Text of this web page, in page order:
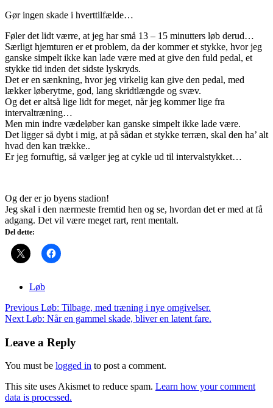
Gør ingen skade i hverttilfælde…
Føler det lidt værre, at jeg har små 13 – 15 minutters løb derud…
Særligt hjemturen er et problem, da der kommer et stykke, hvor jeg
ganske simpelt ikke kan lade være med at give den fuld pedal, et
stykke tid inden det sidste lyskryds.
Det er en sænkning, hvor jeg virkelig kan give den pedal, med
lækker løberytme, god, lang skridtlængde og svæv.
Og det er altså lige lidt for meget, når jeg kommer lige fra
intervaltræning…
Men min indre vædeløber kan ganske simpelt ikke lade være.
Det ligger så dybt i mig, at på sådan et stykke terræn, skal den ha’ alt
hvad den kan trække..
Er jeg fornuftig, så vælger jeg at cykle ud til intervalstykket…
Og der er jo byens stadion!
Jeg skal i den nærmeste fremtid hen og se, hvordan det er med at få
adgang. Det vil være meget rart, rent mentalt.
Del dette:
Løb
Post
navigation
Previous Løb: Tilbage, med træning i nye omgivelser.
Next Løb: Når en gammel skade, bliver en latent fare.
Leave a Reply
You must be logged in to post a comment.
This site uses Akismet to reduce spam. Learn how your comment
data is processed.